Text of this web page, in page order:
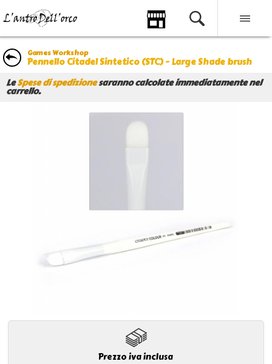
Games Workshop
Pennello Citadel Sintetico (STC) - Large Shade brush
LeSpese di spedizionesaranno calcolate immediatamente nel
carrello.
Prezzo iva inclusa